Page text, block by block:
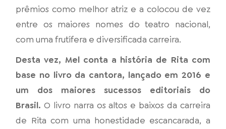
prêmios como melhor atriz e a colocou de vez
entre os maiores nomes do teatro nacional,
com uma frutífera e diversificada carreira.
Desta vez, Mel conta a história de Rita com
base no livro da cantora, lançado em 2016 e
um dos maiores sucessos editoriais do
Brasil.O livro narra os altos e baixos da carreira
de Rita com uma honestidade escancarada, a